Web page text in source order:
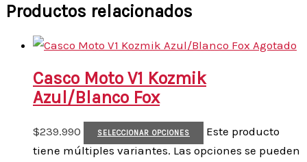
Productos relacionados
Agotado
Casco Moto V1 Kozmik
Azul/Blanco Fox
$239.990 SELECCIONAR OPCIONES
Este producto
tiene múltiples variantes. Las opciones se pueden